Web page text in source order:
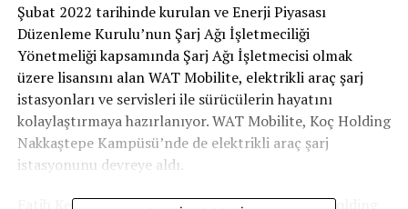
Şubat 2022 tarihinde kurulan ve Enerji Piyasası
Düzenleme Kurulu’nun Şarj Ağı İşletmeciliği
Yönetmeliği kapsamında Şarj Ağı İşletmecisi olmak
üzere lisansını alan WAT Mobilite, elektrikli araç şarj
istasyonları ve servisleri ile sürücülerin hayatını
kolaylaştırmaya hazırlanıyor. WAT Mobilite, Koç Holding
Nakkaştepe Kampüsü’nde de elektrikli araç şarj
istasyonunu devreye aldı.
Fatih Kemal Ebiçlioğlu: “WAT Mobilite’nin Koç Holding